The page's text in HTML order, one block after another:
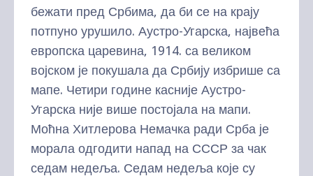
бежати пред Србима, да би се на крају
потпуно урушило. Аустро-Угарска, највећа
европска царевина, 1914. са великом
војском је покушала да Србију избрише са
мапе. Четири године касније Аустро-
Угарска није више постојала на мапи.
Моћна Хитлерова Немачка ради Срба је
морала одгодити напад на СССР за чак
седам недеља. Седам недеља које су